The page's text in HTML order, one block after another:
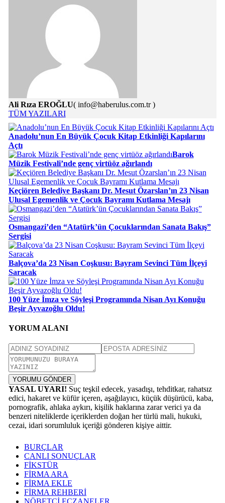
Ali Rıza EROĞLU( info@haberulus.com.tr )
TÜM YAZILARI
Anadolu’nun En Büyük Çocuk Kitap Etkinliği Kapılarını
Açtı
Barok
Müzik Festivali’nde genç virtüöz ağırlandı
Keçiören Belediye Başkanı Dr. Mesut Özarslan’ın 23 Nisan
Ulusal Egemenlik ve Çocuk Bayramı Kutlama Mesajı
Osmangazi’den “Atatürk’ün Çocuklarından Sanata Bakış”
Sergisi
Balçova’da 23 Nisan Coşkusu: Bayram Sevinci Tüm İlçeyi
Saracak
100 Yüze İmza ve Söyleşi Programında Nisan Ayı Konuğu
Beşir Ayvazoğlu Oldu!
YORUM ALANI
YORUMU GÖNDER
YASAL UYARI! Suç teşkil edecek, yasadışı, tehditkar, rahatsız
edici, hakaret ve küfür içeren, aşağılayıcı, küçük düşürücü, kaba,
pornografik, ahlaka aykırı, kişilik haklarına zarar verici ya da
benzeri niteliklerde içeriklerden doğan her türlü mali, hukuki,
cezai, idari sorumluluk içeriği gönderen kişiye aittir.
BURÇLAR
CANLI SONUÇLAR
FİKSTÜR
FİRMA ARA
FİRMA EKLE
FİRMA REHBERİ
NÖBETÇİ ECZANELER